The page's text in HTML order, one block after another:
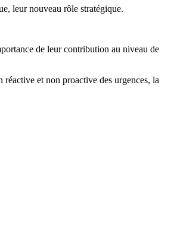
leur nouveau rôle stratégique.
de leur contribution au niveau de
réactive et non proactive des urgences, la